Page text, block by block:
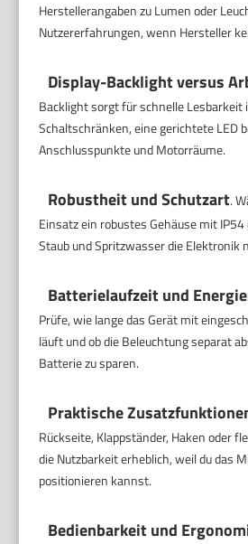
Herstellerangaben zu Lumen oder
Nutzererfahrungen, wenn Hersteller
Display-Backlight versus
Backlight sorgt für schnelle Lesbarkeit
Schaltschränken, eine gerichtete LED
Anschlusspunkte und Motorräume.
Robustheit und Schutzart.
Einsatz ein robustes Gehäuse mit
Staub und Spritzwasser die Elektronik
Batterielaufzeit und
Prüfe, wie lange das Gerät mit
läuft und ob die Beleuchtung separat
Batterie zu sparen.
Praktische
Rückseite, Klappständer, Haken oder
die Nutzbarkeit erheblich, weil du das
positionieren kannst.
Bedienbarkeit und